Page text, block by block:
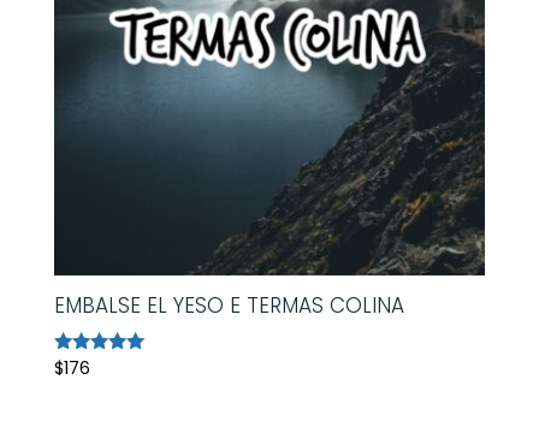
EMBALSE EL YESO E TERMAS COLINA
Avaliação
$176